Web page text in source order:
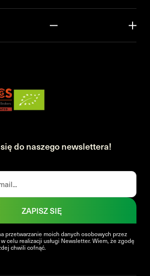
do naszego newslettera!
przetwarzanie moich danych osobowych przez
celu realizacji usługi Newsletter. Wiem, że zgodę
chwili cofnąć.
ZAPISZ SIĘ